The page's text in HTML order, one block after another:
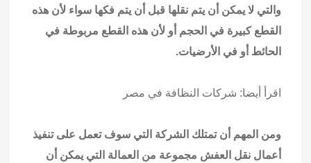
والتي لا يمكن أن يتم نقلها قبل أن يتم فكها سواء لأن هذه
القطع كبيرة في الحجم أو لأن هذه القطع مربوطة في
الحائط أو في الأرضيات.
اقرأ أيضا: شركات النظافة في مصر
ومن المهم أن تمتلك الشركة التي سوف تعمل على تنفيذ
أعمال نقل العفش مجموعة من العمالة التي يمكن أن